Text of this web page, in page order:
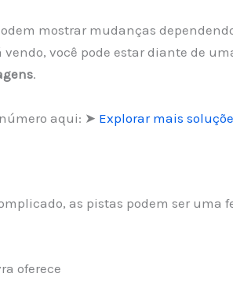
mostrar mudanças
você pode estar diante de
.
aqui: ➤ Explorar mais
as pistas podem ser
oferece